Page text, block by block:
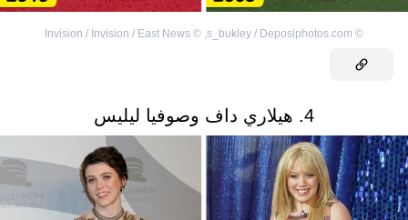
©
s_bukley / Deposiphotos.com
,
©
Invision / Invision / East News
4. هيلاري داف وصوفيا ليليس